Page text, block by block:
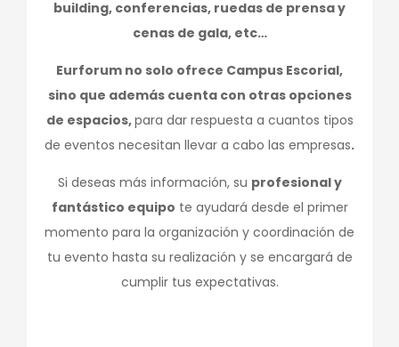
building, conferencias, ruedas de prensa y
cenas de gala, etc…
Eurforum no solo ofrece Campus Escorial,
sino que además cuenta con otras opciones
de espacios,para dar respuesta a cuantos tipos
de eventos necesitan llevar a cabo las empresas.
Si deseas más información, su profesional y
fantástico equipo te ayudará desde el primer
momento para la organización y coordinación de
tu evento hasta su realización y se encargará de
cumplir tus expectativas.